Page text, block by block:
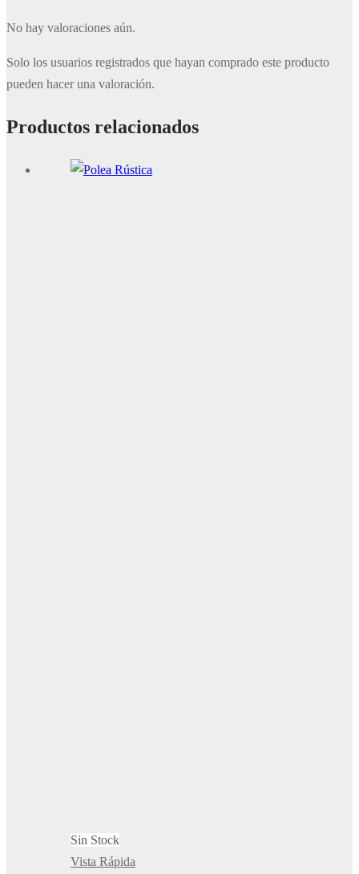
No hay valoraciones aún.
Solo los usuarios registrados que hayan comprado este producto
pueden hacer una valoración.
Productos relacionados
Sin Stock
Vista Rápida